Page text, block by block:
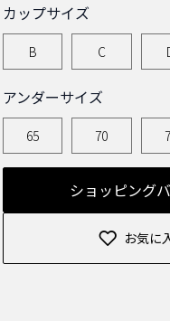
カップサイズ
B C
アンダーサイズ
65 70
ショッピング
お気に